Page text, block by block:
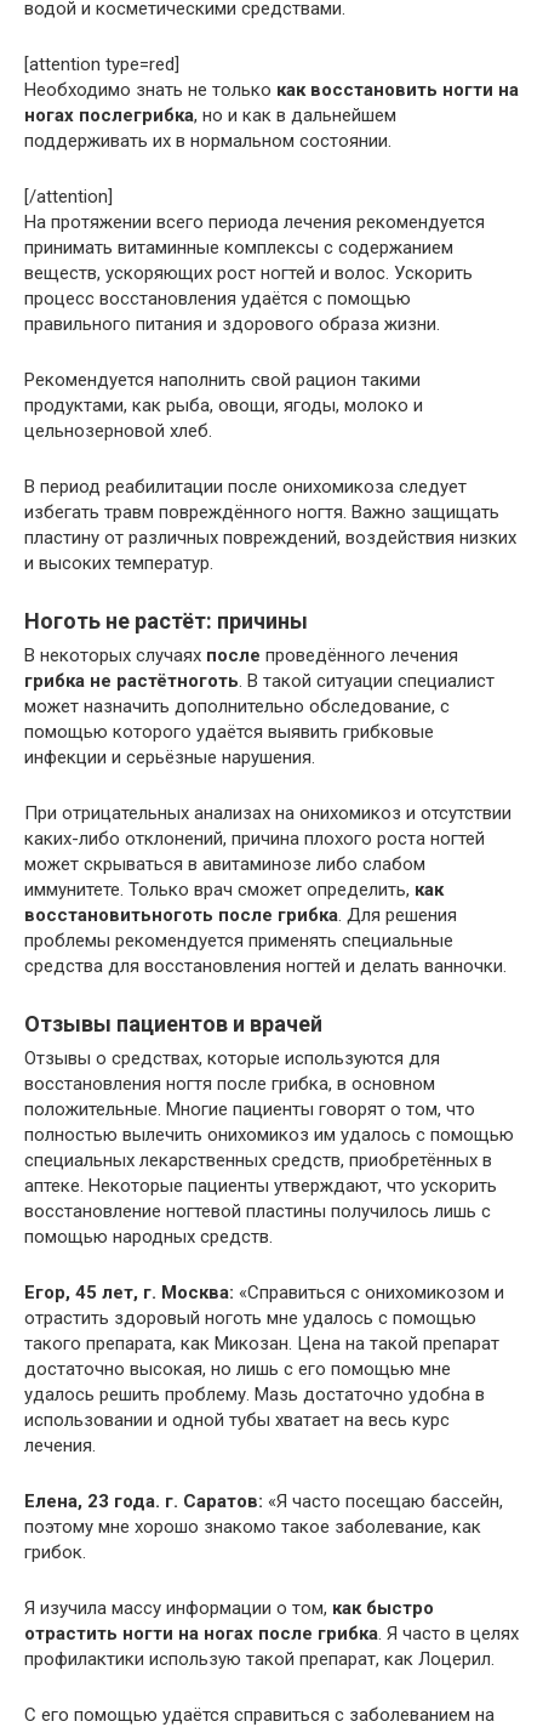
водой и косметическими средствами.
[attention type=red]
Необходимо знать не только как восстановить ногти на
ногах послегрибка, но и как в дальнейшем
поддерживать их в нормальном состоянии.
[/attention]
На протяжении всего периода лечения рекомендуется
принимать витаминные комплексы с содержанием
веществ, ускоряющих рост ногтей и волос. Ускорить
процесс восстановления удаётся с помощью
правильного питания и здорового образа жизни.
Рекомендуется наполнить свой рацион такими
продуктами, как рыба, овощи, ягоды, молоко и
цельнозерновой хлеб.
В период реабилитации после онихомикоза следует
избегать травм повреждённого ногтя. Важно защищать
пластину от различных повреждений, воздействия низких
и высоких температур.
Ноготь не растёт: причины
В некоторых случаях после проведённого лечения
грибка не растётноготь . В такой ситуации специалист
может назначить дополнительно обследование, с
помощью которого удаётся выявить грибковые
инфекции и серьёзные нарушения.
При отрицательных анализах на онихомикоз и отсутствии
каких-либо отклонений, причина плохого роста ногтей
может скрываться в авитаминозе либо слабом
иммунитете. Только врач сможет определить, как
восстановитьноготь после грибка . Для решения
проблемы рекомендуется применять специальные
средства для восстановления ногтей и делать ванночки.
Отзывы пациентов и врачей
Отзывы о средствах, которые используются для
восстановления ногтя после грибка, в основном
положительные. Многие пациенты говорят о том, что
полностью вылечить онихомикоз им удалось с помощью
специальных лекарственных средств, приобретённых в
аптеке. Некоторые пациенты утверждают, что ускорить
восстановление ногтевой пластины получилось лишь с
помощью народных средств.
Егор, 45 лет, г. Москва: «Справиться с онихомикозом и
отрастить здоровый ноготь мне удалось с помощью
такого препарата, как Микозан. Цена на такой препарат
достаточно высокая, но лишь с его помощью мне
удалось решить проблему. Мазь достаточно удобна в
использовании и одной тубы хватает на весь курс
лечения.
Елена, 23 года. г. Саратов: «Я часто посещаю бассейн,
поэтому мне хорошо знакомо такое заболевание, как
грибок.
Я изучила массу информации о том, как быстро
отрастить ногти на ногах после грибка . Я часто в целях
профилактики использую такой препарат, как Лоцерил.
С его помощью удаётся справиться с заболеванием на